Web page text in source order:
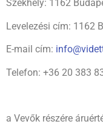
Székhely: 1162
Levelezési cím: 1162
E-mail cím:
Telefon: +36 20 383
a Vevők részére